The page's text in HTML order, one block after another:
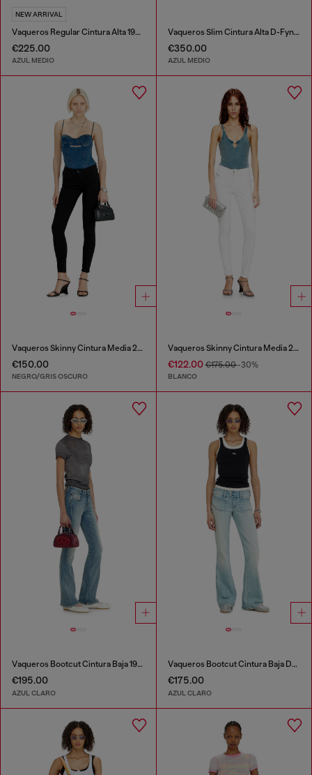
NEW ARRIVAL
Vaqueros Regular Cintura Alta 1981 D-Went
€225.00
AZUL MEDIO
Vaqueros Slim Cintura Alta D-Fynora
€350.00
AZUL MEDIO
Vaqueros Skinny Cintura Media 2017 Slandy
€150.00
NEGRO/GRIS OSCURO
Vaqueros Skinny Cintura Media 2017 Slandy
€122.00€175.00-30%
BLANCO
Vaqueros Bootcut Cintura Baja 1969 D-Ebbey
€195.00
AZUL CLARO
Vaqueros Bootcut Cintura Baja D-Hush
€175.00
AZUL CLARO